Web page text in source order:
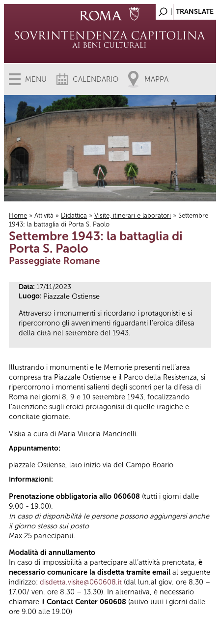
MENU CALENDARIO MAPPA
Tu sei qui
Home » Attività » Didattica » Visite, itinerari e laboratori » Settembre
1943: la battaglia di Porta S. Paolo
Settembre 1943: la battaglia di
Porta S. Paolo
Passeggiate Romane
Data: 17/11/2023
Luogo: Piazzale Ostiense
Attraverso i monumenti si ricordano i protagonisti e si
ripercorrono gli avvenimenti riguardanti l’eroica difesa
della città nel settembre del 1943.
Illustrando i monumenti e le Memorie presenti nell’area
compresa tra Piazzale Ostiense e il Parco della Resistenza, si
ripercorrono i momenti salienti degli scontri per la difesa di
Roma nei giorni 8, 9 e 10 settembre 1943, focalizzando
l’attenzione sugli eroici protagonisti di quelle tragiche e
concitate giornate.
Visita a cura di Maria Vittoria Mancinelli.
Appuntamento:
piazzale Ostiense, lato inizio via del Campo Boario
Informazioni:
Prenotazione obbligatoria allo 060608 (tutti i giorni dalle
9.00 - 19.00).
In caso di disponibilità le persone possono aggiungersi anche
il giorno stesso sul posto
Max 25 partecipanti.
Modalità di annullamento
In caso di impossibilità a partecipare all’attività prenotata, è
necessario comunicare la disdetta tramite email al seguente
indirizzo: disdetta.visite@060608.it (dal lun.al giov. ore 8.30 –
17.00/ ven. ore 8.30 – 13.30). In alternativa, è necessario
chiamare il Contact Center 060608 (attivo tutti i giorni dalle
ore 9.00 alle 19.00)